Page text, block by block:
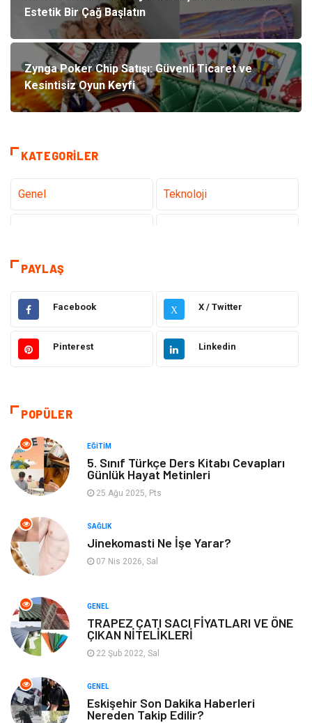
Estetik Bir Çağ Başlatın
Zynga Poker Chip Satışı: Güvenli Ticaret ve
Kesintisiz Oyun Keyfi
KATEGORILER
Genel Teknoloji
Dekorasyon
Bakım Güzellik Elektrik Elektronik
Hukuk Tatil
Bilgisayar & Yazılım
Yemek
Emlak Kültür Sanat
Bebek Giyim Tarih
PAYLAŞ
Facebook X X / Twitter
Pinterest Linkedin
POPÜLER
EĞITIM
5. Sınıf Türkçe Ders Kitabı Cevapları
Günlük Hayat Metinleri
25 Ağu 2025, Pts
SAĞLIK
Jinekomasti Ne İşe Yarar?
07 Nis 2026, Sal
GENEL
TRAPEZ ÇATI SACI FİYATLARI VE ÖNE
ÇIKAN NİTELİKLERİ
22 Şub 2022, Sal
GENEL
Eskişehir Son Dakika Haberleri
Nereden Takip Edilir?